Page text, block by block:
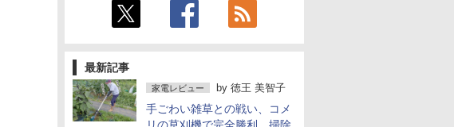
最新記事
家電レビュー by 徳王 美智子
手ごわい雑草との戦い、コメ